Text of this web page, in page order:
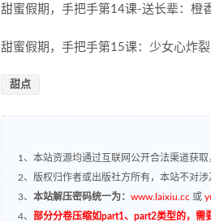
甜蜜假期，手把手第14课-送长辈：橙
甜蜜假期，手把手第15课：少女心炸
甜点
1、本站资源均通过互联网公开合法渠道获
2、版权归作者或出版社方所有，本站不对
3、 本站解压密码统一为： www.laixiu.cc 或
4、 部分分卷压缩如part1、part2类型的，需